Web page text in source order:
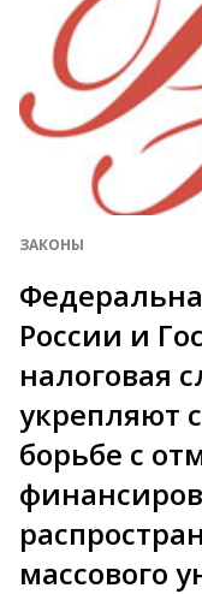
ЗАКОНЫ
России и
налоговая
укрепляют
борьбе с
массового